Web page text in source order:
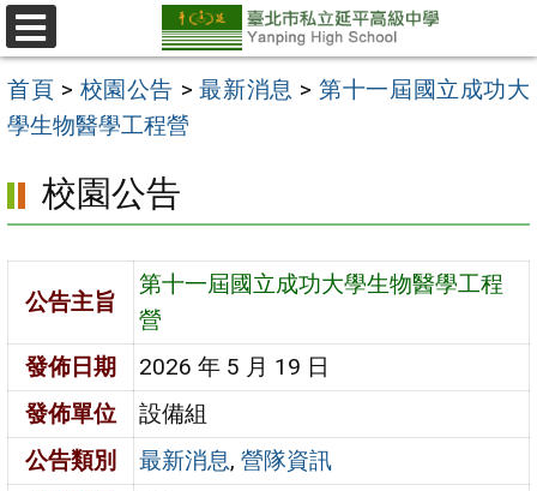
跳
至
主
要
區
選
單
首頁 > 校園公告 >最新消息 > 第十一屆國立成功大
學生物醫學工程營
校園公告
公告主旨
第十一屆國立成功大學生物醫學工程
營
發佈日期
2026 年 5 月 19 日
發佈單位
設備組
公告類別
最新消息,營隊資訊